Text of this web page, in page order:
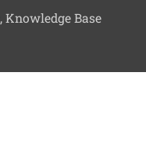
,Knowledge Base